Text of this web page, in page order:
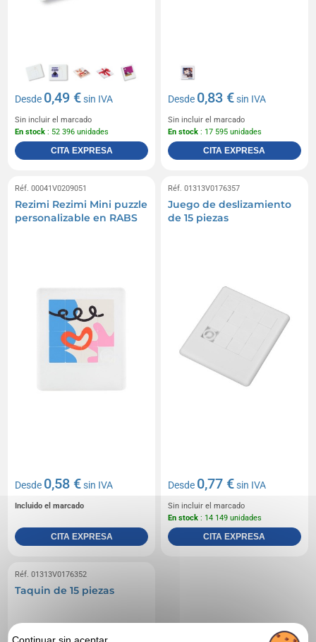
Desde 0,49 €sin IVA
Sin incluir el marcado
En stock : 52 396 unidades
CITA EXPRESA
Desde 0,83 €sin IVA
Sin incluir el marcado
En stock : 17 595 unidades
CITA EXPRESA
Réf. 00041V0209051
Rezimi Rezimi Mini puzzle
personalizable en RABS
Desde 0,58 €sin IVA
Incluido el marcado
CITA EXPRESA
Réf. 01313V0176357
Juego de deslizamiento
de 15 piezas
Desde 0,77 €sin IVA
Sin incluir el marcado
En stock : 14 149 unidades
CITA EXPRESA
Réf. 01313V0176352
Taquin de 15 piezas